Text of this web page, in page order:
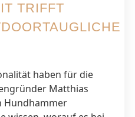
TRIFFT
haben für die
Matthias
Hundhammer